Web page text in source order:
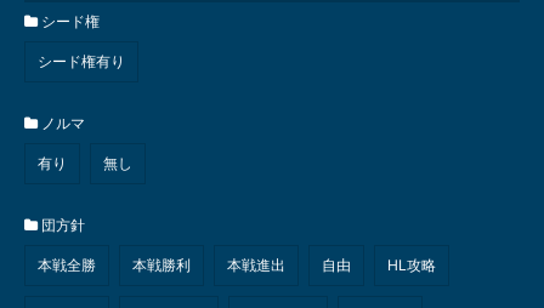
シード権
シード権有り
ノルマ
有り 無し
団方針
本戦全勝 本戦勝利 本戦進出 自由 HL攻略